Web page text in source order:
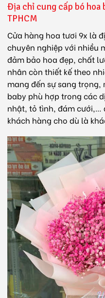
Địa chỉ cung cấp bó
TPHCM
Cửa hàng hoa tươi 9x là
chuyên nghiệp với nhiều
đảm bảo hoa đẹp, chất
nhân còn thiết kế theo
mang đến sự sang
baby phù hợp trong các
nhật, tỏ tình, đám cưới,…
khách hàng cho dù là